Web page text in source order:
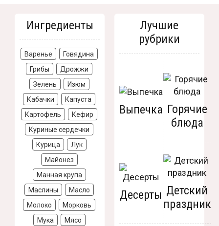
Ингредиенты
Варенье
Говядина
Грибы
Дрожжи
Зелень
Изюм
Кабачки
Капуста
Картофель
Кефир
Куриные сердечки
Курица
Лук
Майонез
Манная крупа
Маслины
Масло
Молоко
Морковь
Мука
Мясо
Лучшие
рубрики
Выпечка Горячие
блюда
Десерты Детский
праздник